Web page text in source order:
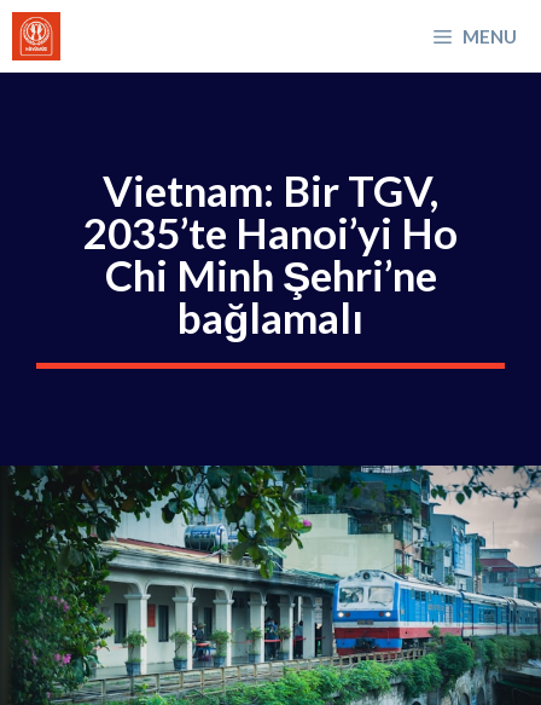
İçeriğe
atla
MENU
Vietnam: Bir TGV,
2035’te Hanoi’yi Ho
Chi Minh Şehri’ne
bağlamalı